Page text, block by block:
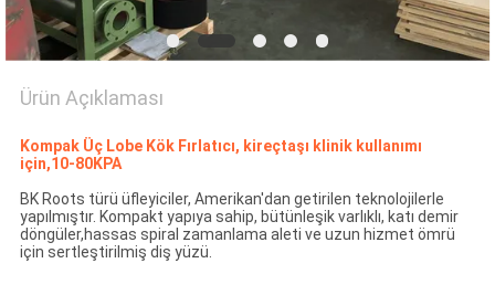
Ürün Açıklaması
Kompak Üç Lobe Kök Fırlatıcı, kireçtaşı klinik kullanımı
için,10-80KPA
BK Roots türü üfleyiciler, Amerikan'dan getirilen teknolojilerle
yapılmıştır. Kompakt yapıya sahip, bütünleşik varlıklı, katı demir
döngüler,hassas spiral zamanlama aleti ve uzun hizmet ömrü
için sertleştirilmiş diş yüzü.